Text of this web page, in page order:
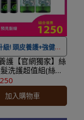
個工作天出貨，出貨
預計1-3個工作天送
達。
級! 頭皮養護+強健髮
根
配到府&超商取貨，
NT$ 1,500免運費，
護【官網獨家】絲
洗護超值組(絲易
膠原胜肽養髮液
絲易康植萃健髮
-控油抗屑500mlx2)
加入購物車